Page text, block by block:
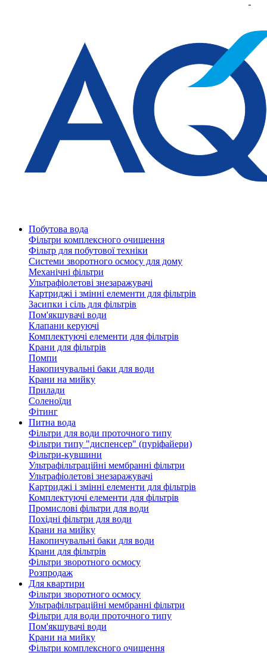
Побутова вода
Фільтри комплексного очищення
Фільтр для побутової техніки
Системи зворотного осмосу для дому
Механічні фільтри
Ультрафіолетові знезаражувачі
Картриджі і змінні елементи для фільтрів
Засипки і сіль для фільтрів
Пом'якшувачі води
Клапани керуючі
Комплектуючі елементи для фільтрів
Крани для фільтрів
Помпи
Накопичувальні баки для води
Крани на мийку
Прилади
Соленоїди
Фітинг
Питна вода
Фільтри для води проточного типу
Фільтри типу "диспенсер" (пуріфайери)
Фільтри-кувшини
Ультрафільтраційні мембранні фільтри
Ультрафіолетові знезаражувачі
Картриджі і змінні елементи для фільтрів
Комплектуючі елементи для фільтрів
Промислові фільтри для води
Похідні фільтри для води
Крани на мийку
Накопичувальні баки для води
Крани для фільтрів
Фільтри зворотного осмосу
Розпродаж
Для квартири
Фільтри зворотного осмосу
Ультрафільтраційні мембранні фільтри
Фільтри для води проточного типу
Пом'якшувачі води
Крани на мийку
Фільтри комплексного очищення